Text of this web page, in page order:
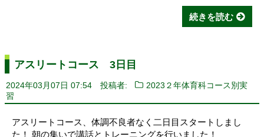
続きを読む
アスリートコース 3日目
2024年03月07日 07:54 投稿者:
2023２年体育科コース別実
習
アスリートコース、体調不良者なく二日目スタートしまし
た！ 朝の集いで講話とトレーニングを行いました！